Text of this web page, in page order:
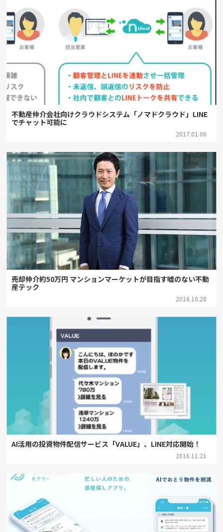
不動産仲介会社向けクラウドシステム「ノマドクラウド」LINE
でチャット可能に
2017.01.06
売却仲介約50万円 マンションマーケットが目指す嘘のない不動
産テック
2016.10.28
AI活用の投資物件配信サービス「VALUE」、LINE対応開始！
2016.11.21